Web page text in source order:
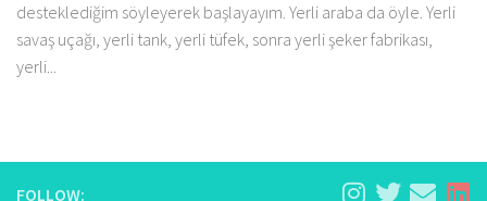
desteklediğim söyleyerek başlayayım. Yerli araba da öyle. Yerli
savaş uçağı, yerli tank, yerli tüfek, sonra yerli şeker fabrikası,
yerli...
FOLLOW: